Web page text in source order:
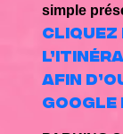
simple
Cliquez
afin
Google